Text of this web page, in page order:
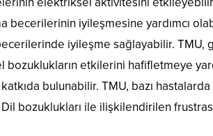
becerilerinin iyileşmesine yardımcı
iyileşme sağlayabilir. TMU,
etkilerini hafifletmeye
bulunabilir. TMU, bazı hastalarda
bozuklukları ile ilişkilendirilen